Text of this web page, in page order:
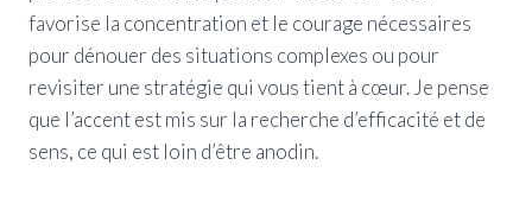
favorise la concentration et le courage nécessaires
pour dénouer des situations complexes ou pour
revisiter une stratégie qui vous tient à cœur. Je pense
que l’accent est mis sur la recherche d’efficacité et de
sens, ce qui est loin d’être anodin.